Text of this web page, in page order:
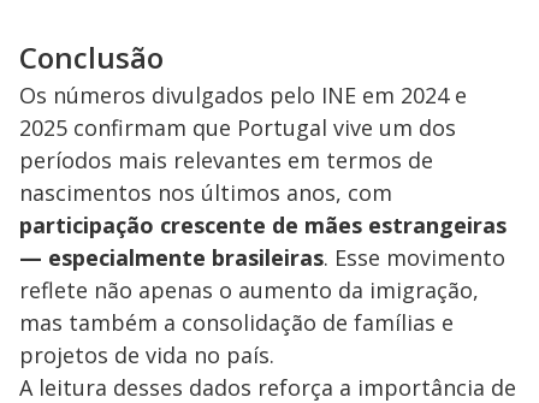
Conclusão
Os números divulgados pelo INE em 2024 e
2025 confirmam que Portugal vive um dos
períodos mais relevantes em termos de
nascimentos nos últimos anos, com
participação crescente de mães estrangeiras
— especialmente brasileiras. Esse movimento
reflete não apenas o aumento da imigração,
mas também a consolidação de famílias e
projetos de vida no país.
A leitura desses dados reforça a importância de